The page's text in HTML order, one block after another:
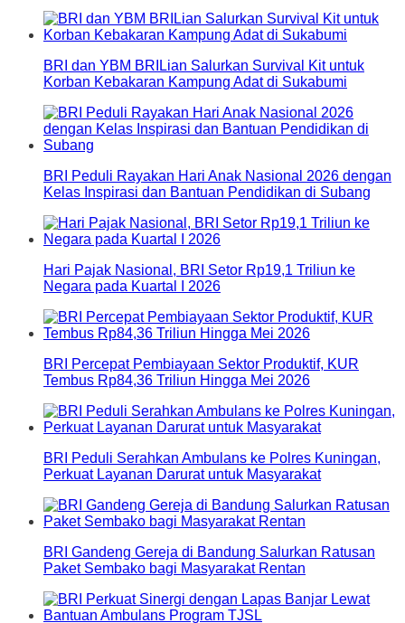
BRI dan YBM BRILian Salurkan Survival Kit untuk
Korban Kebakaran Kampung Adat di Sukabumi
BRI Peduli Rayakan Hari Anak Nasional 2026 dengan
Kelas Inspirasi dan Bantuan Pendidikan di Subang
Hari Pajak Nasional, BRI Setor Rp19,1 Triliun ke
Negara pada Kuartal I 2026
BRI Percepat Pembiayaan Sektor Produktif, KUR
Tembus Rp84,36 Triliun Hingga Mei 2026
BRI Peduli Serahkan Ambulans ke Polres Kuningan,
Perkuat Layanan Darurat untuk Masyarakat
BRI Gandeng Gereja di Bandung Salurkan Ratusan
Paket Sembako bagi Masyarakat Rentan